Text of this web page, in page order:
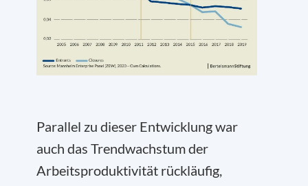
Parallel zu dieser Entwicklung war
auch das Trendwachstum der
Arbeitsproduktivität rückläufig,